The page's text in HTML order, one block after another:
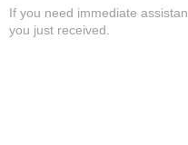
If you need immediate
you just received.